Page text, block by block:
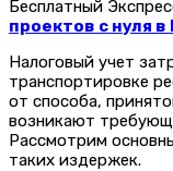
Бесплатный
проектов с нуля в
Налоговый учет
транспортировке
от способа,
возникают
Рассмотрим
таких издержек.